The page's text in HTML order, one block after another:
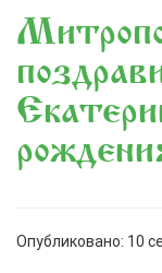
Опубликовано: 10